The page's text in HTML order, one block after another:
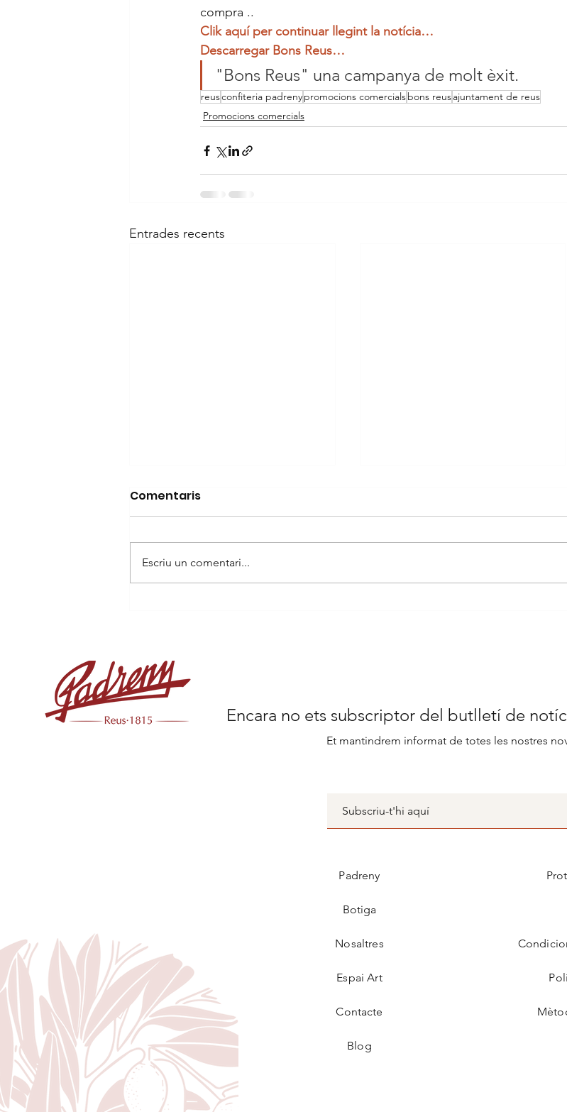
compra ..
Clik aquí per continuar llegint la notícia…
Descarregar Bons Reus…
"Bons Reus" una campanya de molt èxit.
reusconfiteria padrenypromocions comercialsbons reusajuntament de reus
Promocions comercials
Entrades recents
Comentaris
Escriu un comentari...
Padreny
Botiga
Nosaltres
Espai Art
Contacte
Blog
Encara no ets subscriptor del butlletí de
Et mantindrem informat de totes les nostres